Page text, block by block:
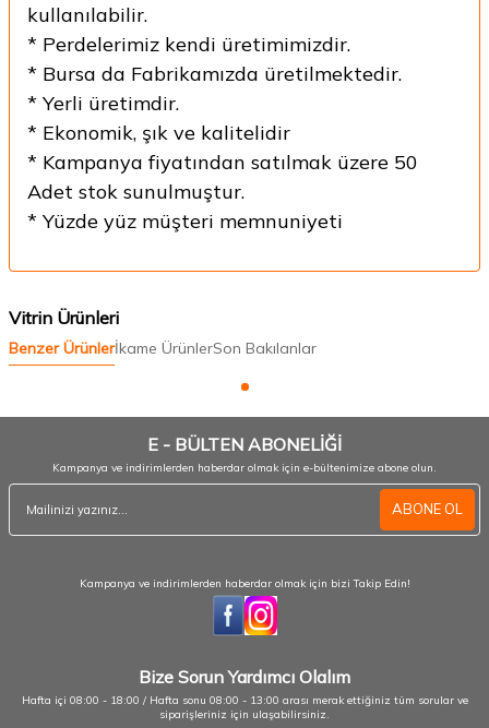
kullanılabilir.
* Perdelerimiz kendi üretimimizdir.
* Bursa da Fabrikamızda üretilmektedir.
* Yerli üretimdir.
* Ekonomik, şık ve kalitelidir
* Kampanya fiyatından satılmak üzere 50
Adet stok sunulmuştur.
* Yüzde yüz müşteri memnuniyeti
Vitrin Ürünleri
Benzer Ürünlerİkame ÜrünlerSon Bakılanlar
E - BÜLTEN ABONELİĞİ
Kampanya ve indirimlerden haberdar olmak için e-bültenimize abone olun.
ABONE OL
Kampanya ve indirimlerden haberdar olmak için bizi Takip Edin!
Bize Sorun Yardımcı Olalım
Hafta içi 08:00 - 18:00 / Hafta sonu 08:00 - 13:00 arası merak ettiğiniz tüm sorular ve
siparişleriniz için ulaşabilirsiniz.